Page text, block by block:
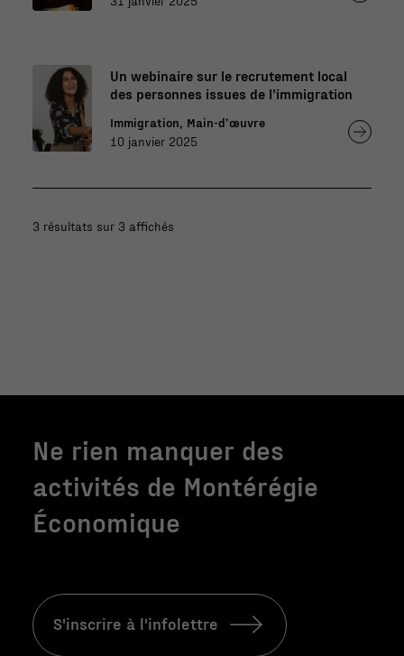
Un webinaire sur le recrutement local
des personnes issues de l’immigration
Immigration, Main-d’œuvre
10 janvier 2025
3 résultats sur 3 affichés
Ne rien manquer des
activités de Montérégie
Économique
S'inscrire à l'infolettre